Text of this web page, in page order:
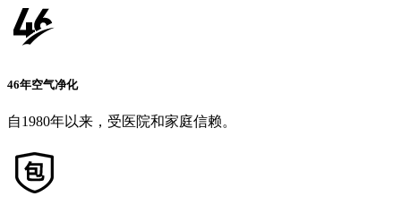
46年空气净化
自1980年以来，受医院和家庭信赖。